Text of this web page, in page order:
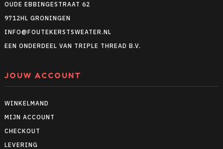
OUDE EBBINGESTRAAT 62
9712HL GRONINGEN
INFO@FOUTEKERSTSWEATER.NL
EEN ONDERDEEL VAN TRIPLE THREAD B.V.
JOUW ACCOUNT
WINKELMAND
MIJN ACCOUNT
CHECKOUT
LEVERING